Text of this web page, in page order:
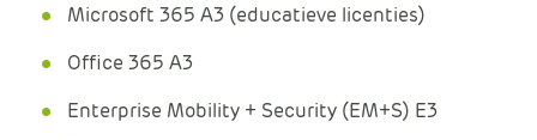
Microsoft 365 A3 (educatieve licenties)
Office 365 A3
Enterprise Mobility + Security (EM+S) E3